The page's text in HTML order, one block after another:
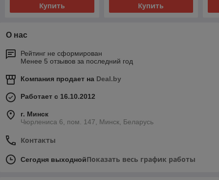
Купить Купить
О нас
Рейтинг не сформирован
Менее 5 отзывов за последний год
Компания продает на Deal.by
Работает с 16.10.2012
г. Минск
Чюрлениса 6, пом. 147, Минск, Беларусь
Контакты
Сегодня выходнойПоказать весь график работы